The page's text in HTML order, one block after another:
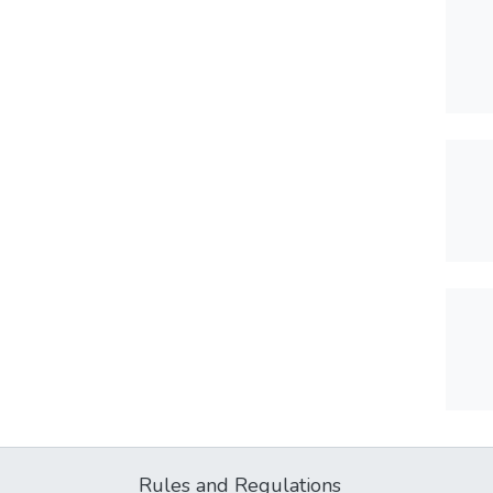
Rules and Regulations